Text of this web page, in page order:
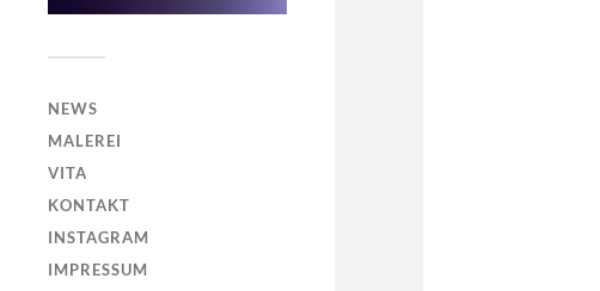
NEWS
MALEREI
VITA
KONTAKT
INSTAGRAM
IMPRESSUM